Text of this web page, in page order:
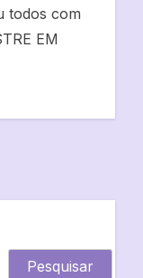
todos com
EM
Pesquisar